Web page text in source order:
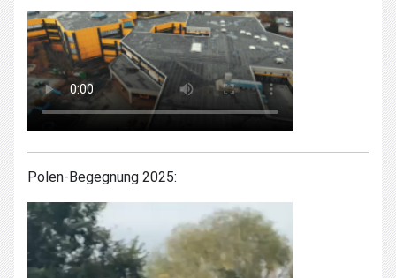
Polen-Begegnung 2025: